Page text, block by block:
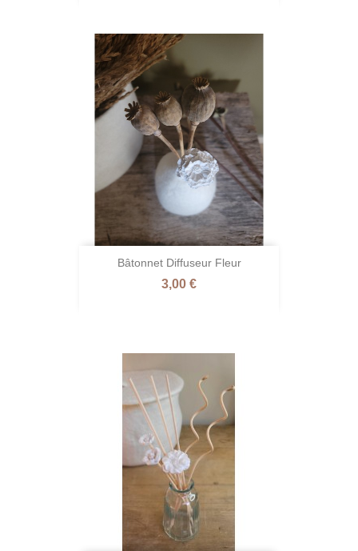
Bâtonnet Diffuseur Fleur
Prix
3,00 €